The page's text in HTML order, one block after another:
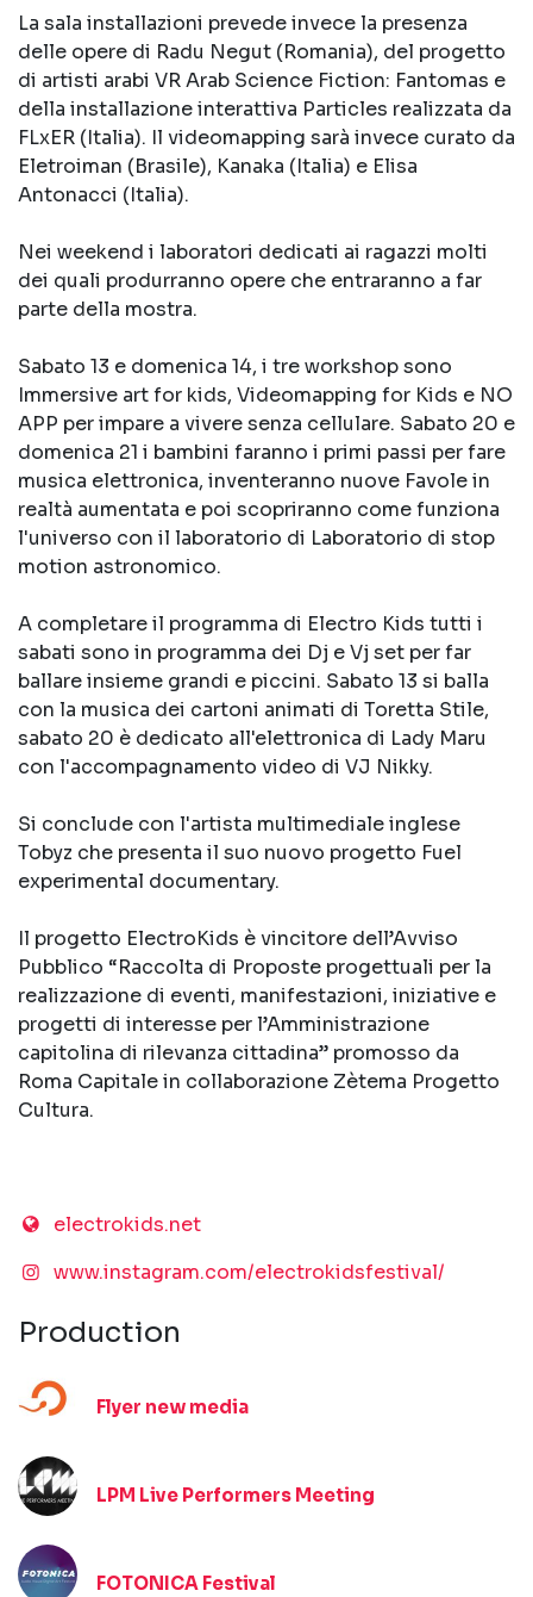
La sala installazioni prevede invece la presenza
delle opere di Radu Negut (Romania), del progetto
di artisti arabi VR Arab Science Fiction: Fantomas e
della installazione interattiva Particles realizzata da
FLxER (Italia). Il videomapping sarà invece curato da
Eletroiman (Brasile), Kanaka (Italia) e Elisa
Antonacci (Italia).
Nei weekend i laboratori dedicati ai ragazzi molti
dei quali produrranno opere che entraranno a far
parte della mostra.
Sabato 13 e domenica 14, i tre workshop sono
Immersive art for kids, Videomapping for Kids e NO
APP per impare a vivere senza cellulare. Sabato 20 e
domenica 21 i bambini faranno i primi passi per fare
musica elettronica, inventeranno nuove Favole in
realtà aumentata e poi scopriranno come funziona
l'universo con il laboratorio di Laboratorio di stop
motion astronomico.
A completare il programma di Electro Kids tutti i
sabati sono in programma dei Dj e Vj set per far
ballare insieme grandi e piccini. Sabato 13 si balla
con la musica dei cartoni animati di Toretta Stile,
sabato 20 è dedicato all'elettronica di Lady Maru
con l'accompagnamento video di VJ Nikky.
Si conclude con l'artista multimediale inglese
Tobyz che presenta il suo nuovo progetto Fuel
experimental documentary.
Il progetto ElectroKids è vincitore dell’Avviso
Pubblico “Raccolta di Proposte progettuali per la
realizzazione di eventi, manifestazioni, iniziative e
progetti di interesse per l’Amministrazione
capitolina di rilevanza cittadina” promosso da
Roma Capitale in collaborazione Zètema Progetto
Cultura.
electrokids.net
www.instagram.com/electrokidsfestival/
Production
Flyer new media
LPM Live Performers Meeting
FOTONICA Festival